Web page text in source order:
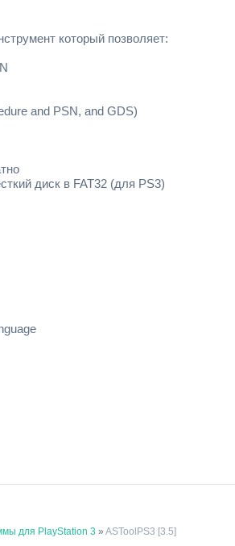
который позволяет:
and PSN, and GDS)
диск в FAT32 (для PS3)
для PlayStation 3 » ASToolPS3 [3.5]